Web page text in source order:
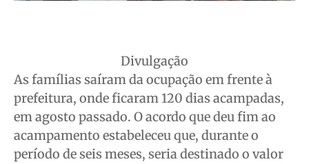
Divulgação
As famílias saíram da ocupação em frente à
prefeitura, onde ficaram 120 dias acampadas,
em agosto passado. O acordo que deu fim ao
acampamento estabeleceu que, durante o
período de seis meses, seria destinado o valor